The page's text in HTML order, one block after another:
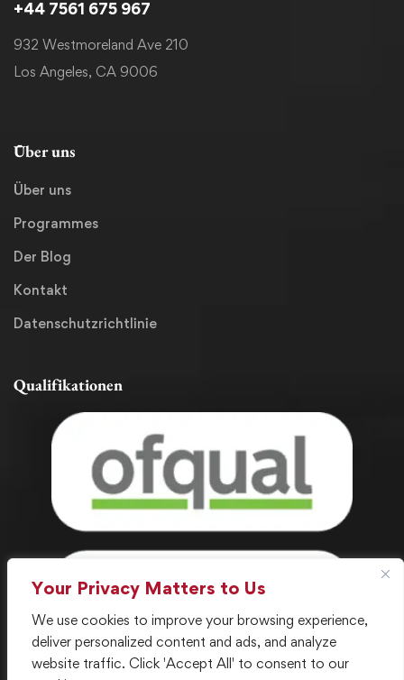
Your Privacy Matters to Us
We use cookies to improve your browsing experience,
deliver personalized content and ads, and analyze
website traffic. Click 'Accept All' to consent to our
+44 7561 675 967
932 Westmoreland Ave 210
Los Angeles, CA 9006
Über uns
Über uns
Programmes
Der Blog
Kontakt
Datenschutzrichtlinie
Qualifikationen